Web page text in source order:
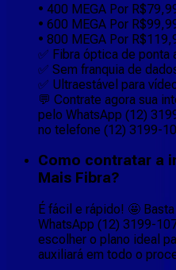
• 400 MEGA Por
• 600 MEGA Por
• 800 MEGA Por
✅ Fibra óptica de ponta
✅ Sem franquia de
✅ Ultraestável para
💬 Contrate agora sua
pelo WhatsApp (12)
no telefone (12) 3199-
Como contratar a
Mais Fibra?
É fácil e rápido! 🤩
WhatsApp (12) 3199-
escolher o plano ideal
auxiliará em todo o